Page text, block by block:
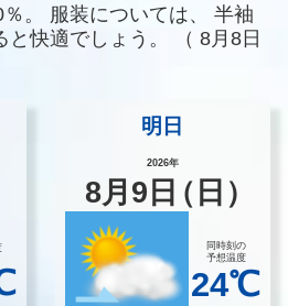
。 服装については、
半袖
快適でしょう。
（ 8月8日
明日
2026年
8月 9 日（日）
同時刻の
予想温度
24℃